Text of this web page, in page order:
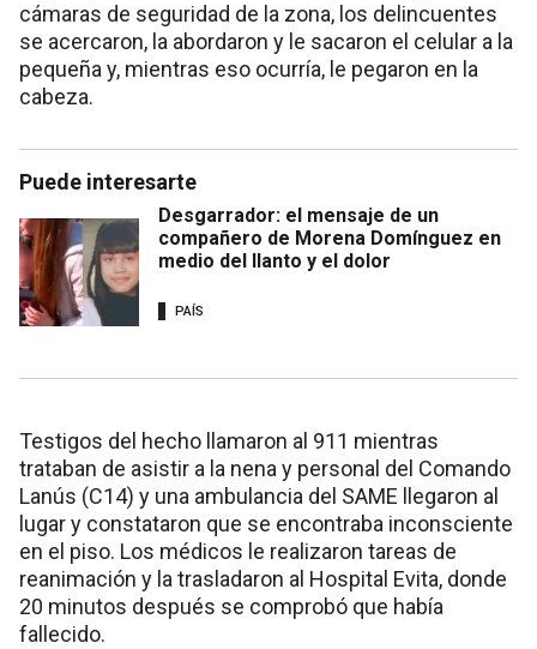
cámaras de seguridad de la zona, los delincuentes
se acercaron, la abordaron y le sacaron el celular a la
pequeña y, mientras eso ocurría, le pegaron en la
cabeza.
Puede interesarte
Desgarrador: el mensaje de un
compañero de Morena Domínguez en
medio del llanto y el dolor
PAÍS
Testigos del hecho llamaron al 911 mientras
trataban de asistir a la nena y personal del Comando
Lanús (C14) y una ambulancia del SAME llegaron al
lugar y constataron que se encontraba inconsciente
en el piso. Los médicos le realizaron tareas de
reanimación y la trasladaron al Hospital Evita, donde
20 minutos después se comprobó que había
fallecido.